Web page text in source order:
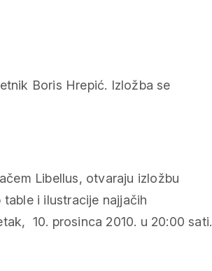
Boris Hrepić. Izložba se
Libellus, otvaraju izložbu
i ilustracije najjačih
10. prosinca 2010. u 20:00 sati.